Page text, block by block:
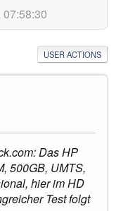
USER ACTIONS
Das HP
500GB, UMTS,
hier im HD
Test folgt